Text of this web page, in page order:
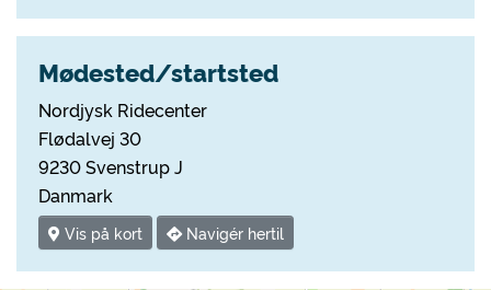
Mødested/startsted
Nordjysk Ridecenter
Flødalvej 30
9230 Svenstrup J
Danmark
Vis på kort Navigér hertil